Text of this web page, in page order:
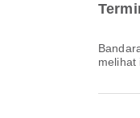
Bandara Sofia menawarkan Ruang Perawatan Bayi, Lounge, Ruang Ibadah dan berbagai fasilitas lainnya untuk meningkatkan pengalaman perjalanan Anda. Anda bisa
melihat